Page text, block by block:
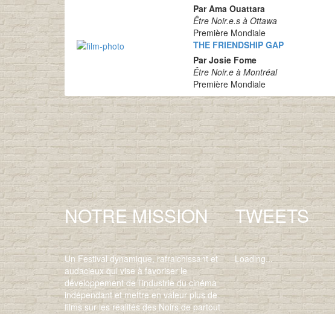
Par Ama Ouattara
Être Noir.e.s à Ottawa
Première Mondiale
THE FRIENDSHIP GAP
Par Josie Fome
Être Noir.e à Montréal
Première Mondiale
NOTRE MISSION
Un Festival dynamique, rafraichissant et
audacieux qui vise à favoriser le
développement de l’industrie du cinéma
indépendant et mettre en valeur plus de
films sur les réalités des Noirs de partout
TWEETS
Loading...